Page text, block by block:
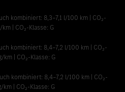
kombiniert: 8,3–7,1 l/100 km | CO₂-
| CO₂-Klasse: G
kombiniert: 8,4–7,2 l/100 km | CO₂-
| CO₂-Klasse: G
kombiniert: 8,4–7,2 l/100 km | CO₂-
| CO₂-Klasse: G